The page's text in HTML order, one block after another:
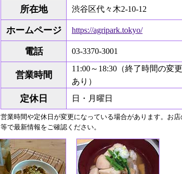
所在地 渋谷区代々木2-10-12
ホームページ https://agripark.tokyo/
電話 03-3370-3001
営業時間
11:00～18:30（終了時間の変更
あり）
定休日 日・月曜日
営業時間や定休日が変更になっている場合があります。お店
等で最新情報をご確認ください。